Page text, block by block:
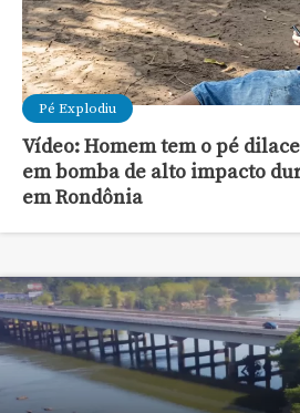
Pé Explodiu
Vídeo: Homem tem o pé
em bomba de alto impacto
em Rondônia